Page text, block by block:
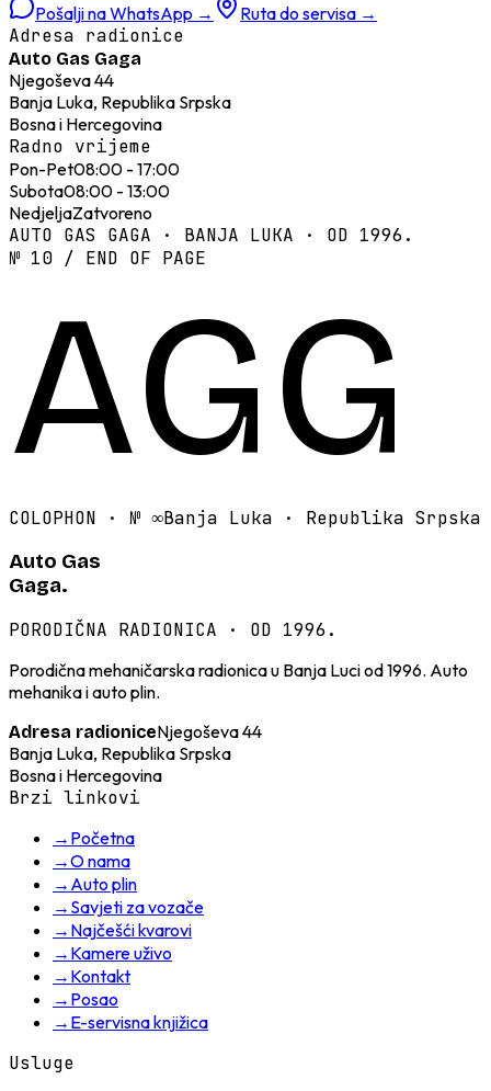
Pošalji na WhatsApp → Ruta do servisa →
Adresa radionice
Auto Gas Gaga
Njegoševa 44
Banja Luka, Republika Srpska
Bosna i Hercegovina
Radno vrijeme
Pon-Pet08:00 - 17:00
Subota08:00 - 13:00
NedjeljaZatvoreno
AUTO GAS GAGA · BANJA LUKA · OD 1996.
№ 10 / END OF PAGE
AGG
COLOPHON · № ∞Banja Luka · Republika Srpska
Auto Gas
Gaga.
PORODIČNA RADIONICA · OD 1996.
Porodična mehaničarska radionica u Banja Luci od 1996. Auto
mehanika i auto plin.
Adresa radioniceNjegoševa 44
Banja Luka, Republika Srpska
Bosna i Hercegovina
Brzi linkovi
→ Početna
→O nama
→ Auto plin
→ Savjeti za vozače
→ Najčešći kvarovi
→ Kamere uživo
→ Kontakt
→ Posao
→ E-servisna knjižica
Usluge